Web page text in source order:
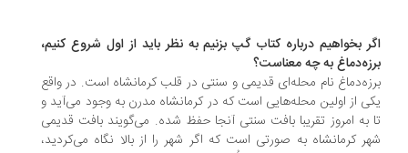
بخواهیم درباره کتاب گپ بزنیم به نظر باید از اول شروع کنیم،
به چه معناست؟
نام محله‌ای قدیمی و سنتی در قلب کرمانشاه است. در واقع
از اولین محله‌هایی است که در کرمانشاه مدرن به وجود می‌آید و
به امروز تقریبا بافت سنتی آنجا حفظ شده. می‌گویند بافت قدیمی
کرمانشاه به صورتی است که اگر شهر را از بالا نگاه می‌کردید،